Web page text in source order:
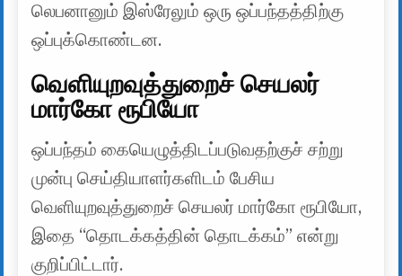
லெபனானும் இஸ்ரேலும் ஒரு ஒப்பந்தத்திற்கு
ஒப்புக்கொண்டன.
வெளியுறவுத்துறைச் செயலர்
மார்கோ ரூபியோ
ஒப்பந்தம் கையெழுத்திடப்படுவதற்குச் சற்று
முன்பு செய்தியாளர்களிடம் பேசிய
வெளியுறவுத்துறைச் செயலர் மார்கோ ரூபியோ,
இதை “தொடக்கத்தின் தொடக்கம்” என்று
குறிப்பிட்டார்.